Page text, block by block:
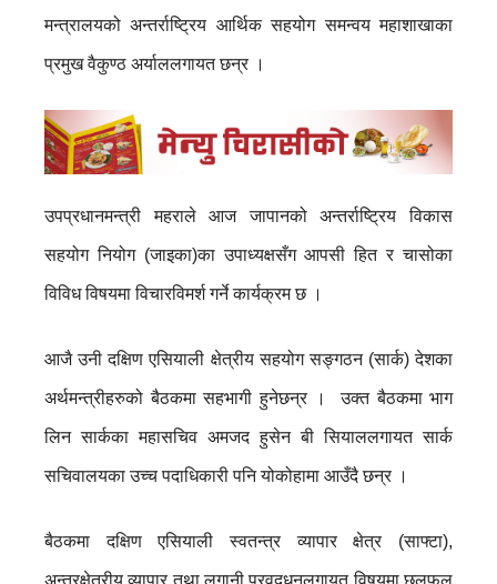
मन्त्रालयको अन्तर्राष्ट्रिय आर्थिक सहयोग समन्वय महाशाखाका
प्रमुख वैकुण्ठ अर्याललगायत छन्र ।
उपप्रधानमन्त्री महराले आज जापानको अन्तर्राष्ट्रिय विकास
सहयोग नियोग (जाइका)का उपाध्यक्षसँग आपसी हित र चासोका
विविध विषयमा विचारविमर्श गर्ने कार्यक्रम छ ।
आजै उनी दक्षिण एसियाली क्षेत्रीय सहयोग सङ्गठन (सार्क) देशका
अर्थमन्त्रीहरुको बैठकमा सहभागी हुनेछन्र । उक्त बैठकमा भाग
लिन सार्कका महासचिव अमजद हुसेन बी सियाललगायत सार्क
सचिवालयका उच्च पदाधिकारी पनि योकोहामा आउँदै छन्र ।
बैठकमा दक्षिण एसियाली स्वतन्त्र व्यापार क्षेत्र (साफ्टा),
अन्तरक्षेत्रीय व्यापार तथा लगानी प्रवद्र्धनलगायत विषयमा छलफल